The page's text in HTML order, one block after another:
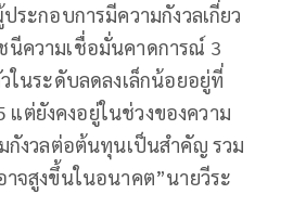
ระกอบการมีความกังวลเกี่ยว
ความเชื่อมั่นคาดการณ์ 3
ในระดับลดลงเล็กน้อยอยู่ที่
แต่ยังคงอยู่ในช่วงของความ
กังวลต่อต้นทุนเป็นสำคัญ รวม
จสูงขึ้นในอนาคต”นายวีระ